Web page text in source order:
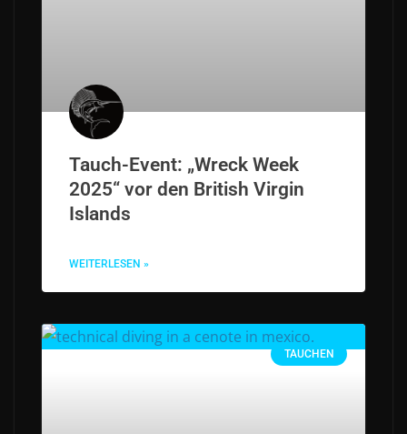
Tauch-Event: „Wreck Week
2025“ vor den British Virgin
Islands
WEITERLESEN »
TAUCHEN